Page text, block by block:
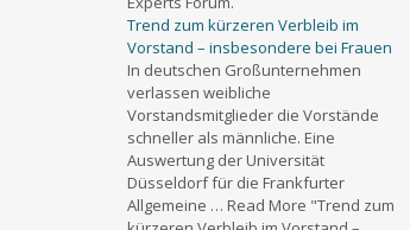
Trend zum kürzeren Verbleib im
Vorstand – insbesondere bei Frauen
In deutschen Großunternehmen
verlassen weibliche
Vorstandsmitglieder die Vorstände
schneller als männliche. Eine
Auswertung der Universität
Düsseldorf für die Frankfurter
Allgemeine … Read More "Trend zum